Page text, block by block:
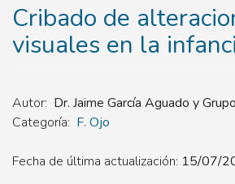
Cribado de
visuales en la
Autor Dr. Jaime García Aguado y
Categoría F. Ojo
Fecha de última actualización: 15/07/